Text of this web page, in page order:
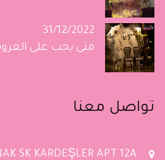
31/12/2022
متى يجب على
تواصل معنا
SK KARDEŞLER APT 12A